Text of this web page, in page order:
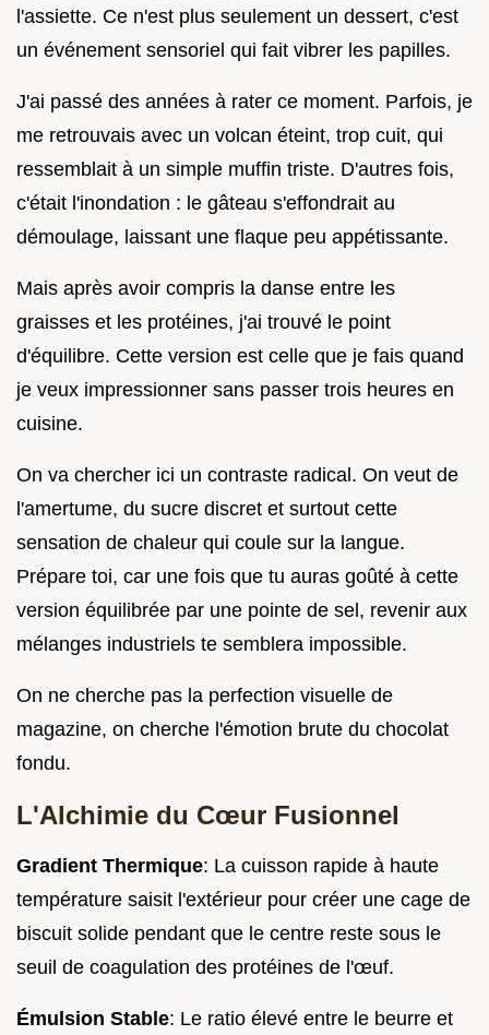
l'assiette. Ce n'est plus seulement un dessert, c'est
un événement sensoriel qui fait vibrer les papilles.
J'ai passé des années à rater ce moment. Parfois, je
me retrouvais avec un volcan éteint, trop cuit, qui
ressemblait à un simple muffin triste. D'autres fois,
c'était l'inondation : le gâteau s'effondrait au
démoulage, laissant une flaque peu appétissante.
Mais après avoir compris la danse entre les
graisses et les protéines, j'ai trouvé le point
d'équilibre. Cette version est celle que je fais quand
je veux impressionner sans passer trois heures en
cuisine.
On va chercher ici un contraste radical. On veut de
l'amertume, du sucre discret et surtout cette
sensation de chaleur qui coule sur la langue.
Prépare toi, car une fois que tu auras goûté à cette
version équilibrée par une pointe de sel, revenir aux
mélanges industriels te semblera impossible.
On ne cherche pas la perfection visuelle de
magazine, on cherche l'émotion brute du chocolat
fondu.
L'Alchimie du Cœur Fusionnel
Gradient Thermique: La cuisson rapide à haute
température saisit l'extérieur pour créer une cage de
biscuit solide pendant que le centre reste sous le
seuil de coagulation des protéines de l'œuf.
Émulsion Stable: Le ratio élevé entre le beurre et